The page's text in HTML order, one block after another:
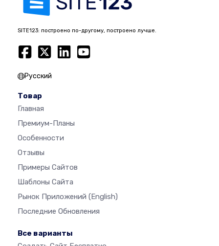
SITE123: построено по-другому, построено лучше.
Русский
Товар
Главная
Премиум-Планы
Особенности
Отзывы
Примеры Сайтов
Шаблоны Сайта
Рынок Приложений (English)
Последние Обновления
Все варианты